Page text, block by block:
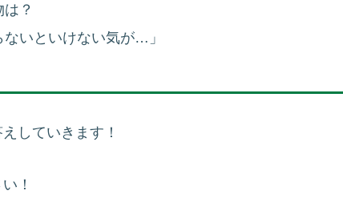
？
いといけない気が…」
していきます！
！